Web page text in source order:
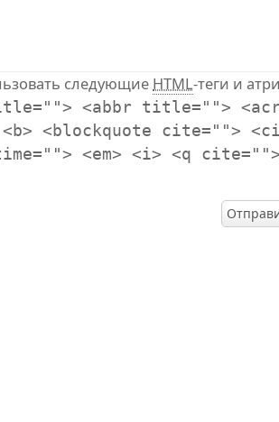
следующие HTML-теги и
<abbr title="">
<blockquote cite="">
<em> <i> <q